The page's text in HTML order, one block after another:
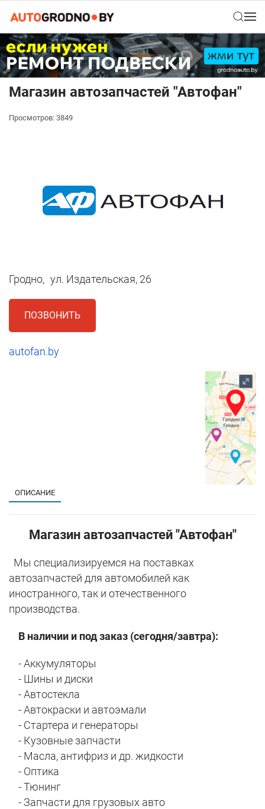
Магазин автозапчастей "Автофан"
Просмотров: 3849
Гродно, ул. Издательская, 26
ПОЗВОНИТЬ
autofan.by
ОПИСАНИЕ
Магазин автозапчастей "Автофан"
Мы специализируемся на поставках
автозапчастей для автомобилей как
иностранного, так и отечественного
производства.
В наличии и под заказ (сегодня/завтра):
- Аккумуляторы
- Шины и диски
- Автостекла
- Автокраски и автоэмали
- Стартера и генераторы
- Кузовные запчасти
- Масла, антифриз и др. жидкости
- Оптика
- Тюнинг
- Запчасти для грузовых авто